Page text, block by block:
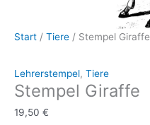
Start / Tiere / Stempel Giraffe
Lehrerstempel, Tiere
Stempel Giraffe
19,50 €